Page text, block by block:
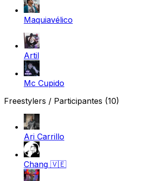
Maquiavélico
Artil
Mc Cupido
Freestylers / Participantes (10)
Ari Carrillo
Chang 🇻🇪